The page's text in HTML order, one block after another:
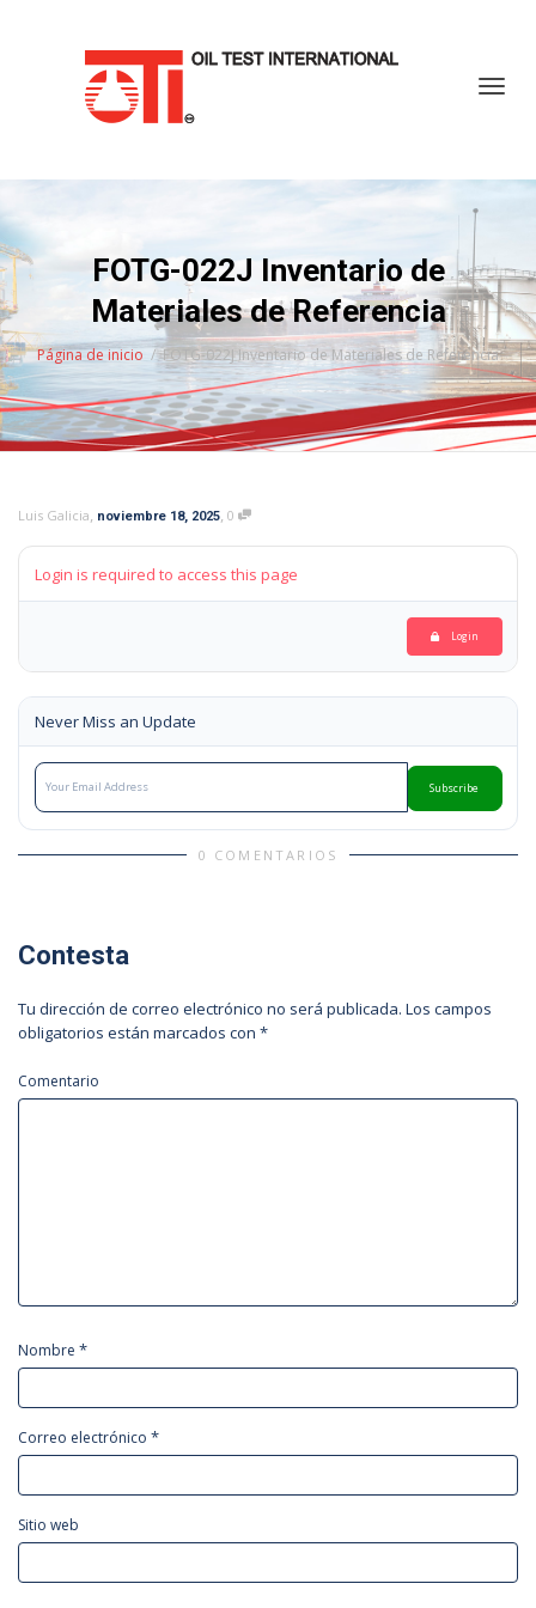
FOTG-022J Inventario de
Materiales de Referencia
Página de inicio FOTG-022J Inventario de Materiales de Referencia
Luis Galicia, noviembre 18, 2025, 0
Login is required to access this page
Login
Never Miss an Update
Subscribe
0 COMENTARIOS
Contesta
Tu dirección de correo electrónico no será publicada. Los campos
obligatorios están marcados con *
Comentario
Nombre *
Correo electrónico *
Sitio web